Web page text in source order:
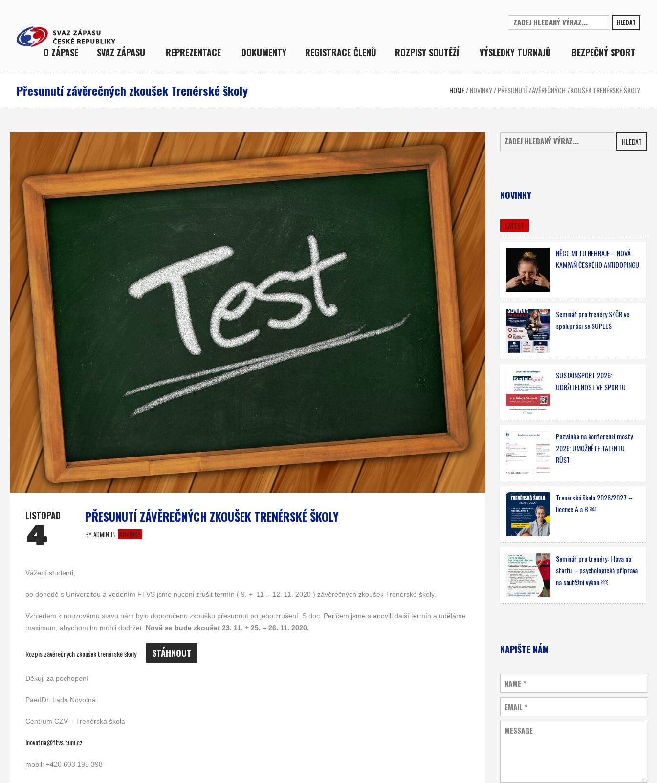
HLEDAT
O ZÁPASE SVAZ ZÁPASU REPREZENTACE DOKUMENTY REGISTRACE ČLENŮ ROZPISY SOUTĚŽÍ VÝSLEDKY TURNAJŮ BEZPEČNÝ SPORT
Přesunutí závěrečných zkoušek Trenérské školy HOME/NOVINKY/PŘESUNUTÍ ZÁVĚREČNÝCH ZKOUŠEK TRENÉRSKÉ ŠKOLY
LISTOPAD
4
PŘESUNUTÍ ZÁVĚREČNÝCH ZKOUŠEK TRENÉRSKÉ ŠKOLY
BYADMIN IN NOVINKY
Vážení studenti,
po dohodě s Univerzitou a vedením FTVS jsme nuceni zrušit termín ( 9. + 11 .- 12. 11. 2020 ) závěrečných zkoušek Trenérské školy.
Vzhledem k nouzovému stavu nám bylo doporučeno zkoušku přesunout po jeho zrušení. S doc. Peričem jsme stanovili další termín a uděláme
maximum, abychom ho mohli dodržet. Nově se bude zkoušet 23. 11. + 25. – 26. 11. 2020.
Rozpis závěrečných zkoušek trenérské školy STÁHNOUT
Děkuji za pochopení
PaedDr. Lada Novotná
Centrum CŽV – Trenérská škola
lnovotna@ftvs.cuni.cz
mobil: +420 603 195 398
HLEDAT
NOVINKY
LATEST
NĚCO MI TU NEHRAJE – NOVÁ
KAMPAŇ ČESKÉHO ANTIDOPINGU
Seminář pro trenéry SZČR ve
spolupráci se SUPLES
SUSTAINSPORT 2026:
UDRŽITELNOST VE SPORTU
Pozvánka na konferenci mosty
2026: UMOŽNĚTE TALENTU
RŮST
Trenérská škola 2026/2027 –
licence A a B ￼
Seminář pro trenéry: Hlava na
startu – psychologická příprava
na soutěžní výkon ￼
NAPIŠTE NÁM
NAME *
EMAIL *
MESSAGE